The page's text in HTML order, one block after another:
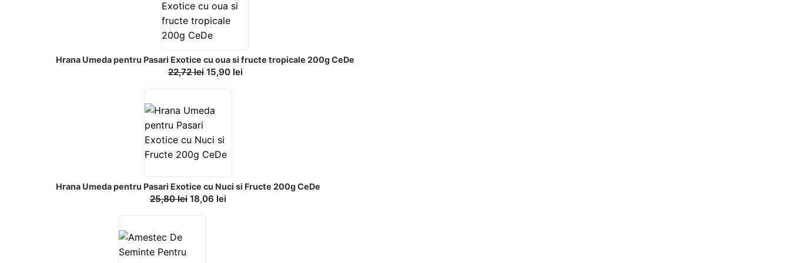
Hrana Umeda pentru Pasari Exotice cu oua si fructe tropicale 200g CeDe
22,72lei 15,90 lei
Hrana Umeda pentru Pasari Exotice cu Nuci si Fructe 200g CeDe
25,80lei 18,06 lei